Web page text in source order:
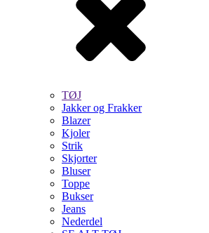
TØJ
Jakker og Frakker
Blazer
Kjoler
Strik
Skjorter
Bluser
Toppe
Bukser
Jeans
Nederdel